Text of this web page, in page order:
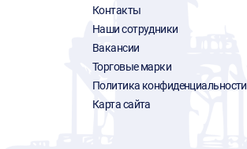
Контакты
Наши сотрудники
Вакансии
Торговые марки
Политика конфиденциальности
Карта сайта